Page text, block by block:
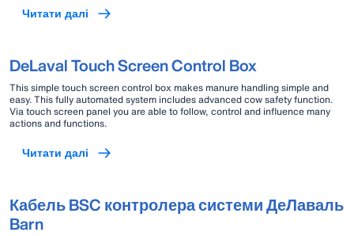
Читати далі
DeLaval Touch Screen Control Box
This simple touch screen control box makes manure handling simple and
easy. This fully automated system includes advanced cow safety function.
Via touch screen panel you are able to follow, control and influence many
actions and functions.
Читати далі
Кабель BSC контролера системи ДеЛаваль
Barn